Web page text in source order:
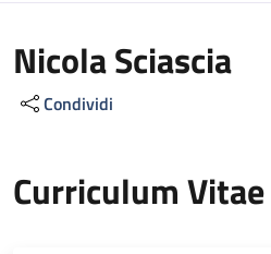
Nicola Sciascia
Condividi
Curriculum Vitae